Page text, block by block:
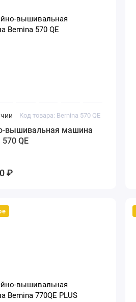
Код товара: Bernina 570 QE
вышивальная машина
QE
₽